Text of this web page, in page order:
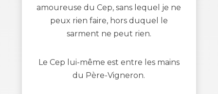
amoureuse du Cep, sans lequel je ne
peux rien faire, hors duquel le
sarment ne peut rien.
Le Cep lui-même est entre les mains
du Père-Vigneron.